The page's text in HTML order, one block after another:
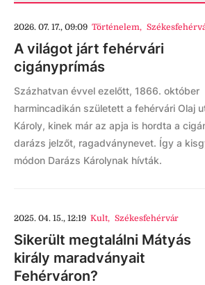
2026. 07. 17., 09:09 Történelem,
A világot járt fehérvári
cigányprímás
Százhatvan évvel ezelőtt, 1866. október
harmincadikán született a fehérvári Olaj
Károly, kinek már az apja is hordta a
darázs jelzőt, ragadványnevet. Így a
módon Darázs Károlynak hívták.
2025. 04. 15., 12:19 Kult, Székesfehérvár
Sikerült megtalálni Mátyás
király maradványait
Fehérváron?